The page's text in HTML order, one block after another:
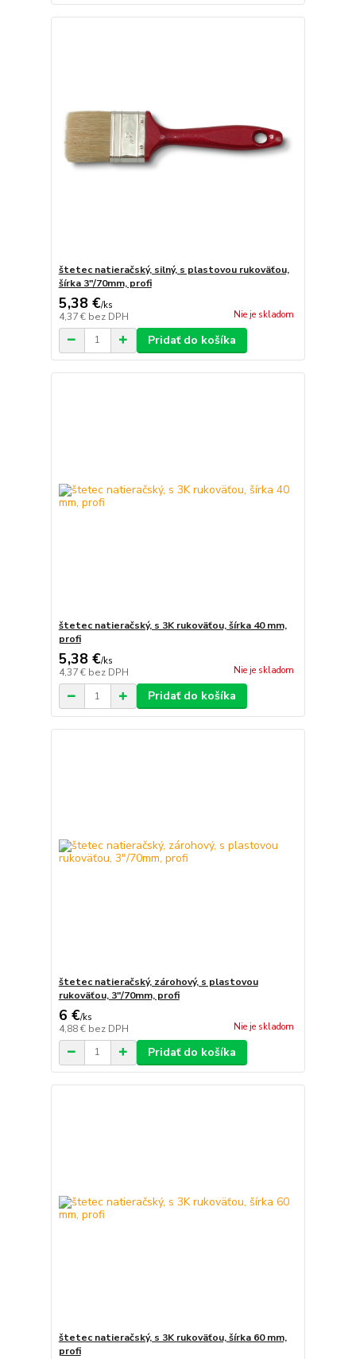
štetec natieračský, silný, s plastovou rukoväťou,
šírka 3"/70mm, profi
5,38 €/ks
4,37 € bez DPH Nie je skladom
Pridať do košíka
štetec natieračský, s 3K rukoväťou, šírka 40 mm,
profi
5,38 €/ks
4,37 € bez DPH Nie je skladom
Pridať do košíka
štetec natieračský, zárohový, s plastovou
rukoväťou, 3"/70mm, profi
6 €/ks
4,88 € bez DPH Nie je skladom
Pridať do košíka
štetec natieračský, s 3K rukoväťou, šírka 60 mm,
profi